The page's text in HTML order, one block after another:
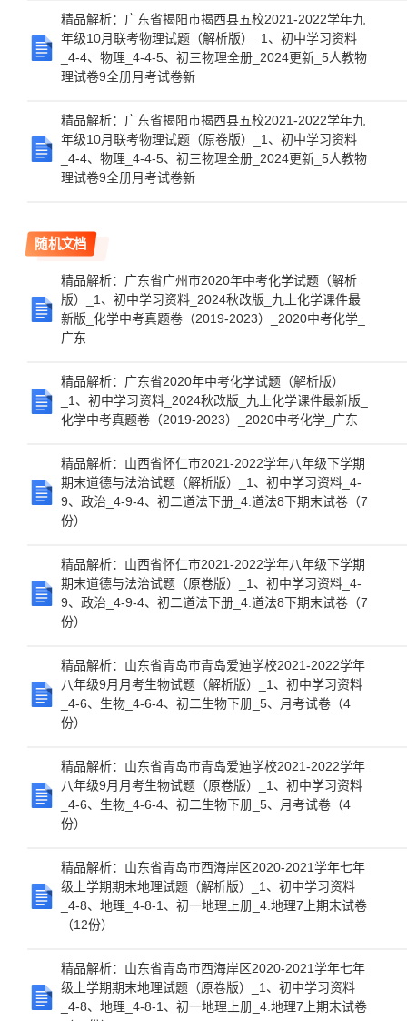
精品解析：广东省揭阳市揭西县五校2021-2022学年九
年级10月联考物理试题（解析版）_1、初中学习资料
_4-4、物理_4-4-5、初三物理全册_2024更新_5人教物
理试卷9全册月考试卷新
精品解析：广东省揭阳市揭西县五校2021-2022学年九
年级10月联考物理试题（原卷版）_1、初中学习资料
_4-4、物理_4-4-5、初三物理全册_2024更新_5人教物
理试卷9全册月考试卷新
随机文档
精品解析：广东省广州市2020年中考化学试题（解析
版）_1、初中学习资料_2024秋改版_九上化学课件最
新版_化学中考真题卷（2019-2023）_2020中考化学_
广东
精品解析：广东省2020年中考化学试题（解析版）
_1、初中学习资料_2024秋改版_九上化学课件最新版_
化学中考真题卷（2019-2023）_2020中考化学_广东
精品解析：山西省怀仁市2021-2022学年八年级下学期
期末道德与法治试题（解析版）_1、初中学习资料_4-
9、政治_4-9-4、初二道法下册_4.道法8下期末试卷（7
份）
精品解析：山西省怀仁市2021-2022学年八年级下学期
期末道德与法治试题（原卷版）_1、初中学习资料_4-
9、政治_4-9-4、初二道法下册_4.道法8下期末试卷（7
份）
精品解析：山东省青岛市青岛爱迪学校2021-2022学年
八年级9月月考生物试题（解析版）_1、初中学习资料
_4-6、生物_4-6-4、初二生物下册_5、月考试卷（4
份）
精品解析：山东省青岛市青岛爱迪学校2021-2022学年
八年级9月月考生物试题（原卷版）_1、初中学习资料
_4-6、生物_4-6-4、初二生物下册_5、月考试卷（4
份）
精品解析：山东省青岛市西海岸区2020-2021学年七年
级上学期期末地理试题（解析版）_1、初中学习资料
_4-8、地理_4-8-1、初一地理上册_4.地理7上期末试卷
（12份）
精品解析：山东省青岛市西海岸区2020-2021学年七年
级上学期期末地理试题（原卷版）_1、初中学习资料
_4-8、地理_4-8-1、初一地理上册_4.地理7上期末试卷